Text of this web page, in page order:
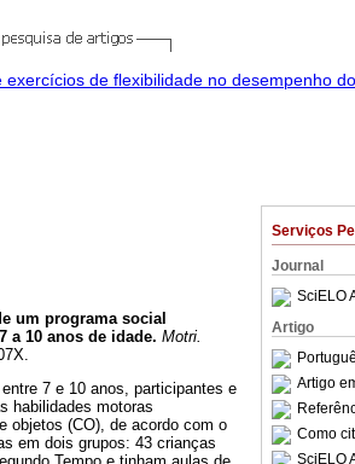
Serviços
Journal
SciELO
Artigo
Artigo
Como
SciELO
um programa social
a 10 anos de idade. Motri.
7 e 10 anos, participantes e
habilidades motoras
objetos (CO), de acordo com o
em dois grupos: 43 crianças